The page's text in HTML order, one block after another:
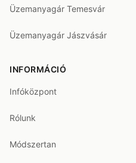
Üzemanyagár Temesvár
Üzemanyagár Jászvásár
INFORMÁCIÓ
Infóközpont
Rólunk
Módszertan